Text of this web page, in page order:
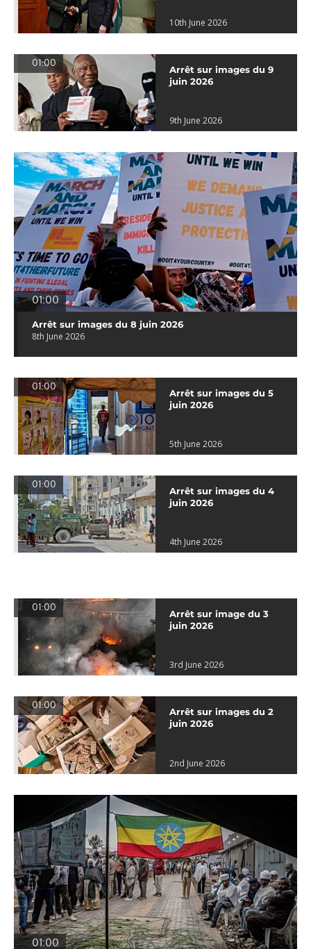
10th June 2026
01:00
Arrêt sur images du 9
juin 2026
9th June 2026
01:00
Arrêt sur images du 8 juin 2026
8th June 2026
01:00
Arrêt sur images du 5
juin 2026
5th June 2026
01:00
Arrêt sur images du 4
juin 2026
4th June 2026
01:00
Arrêt sur image du 3
juin 2026
3rd June 2026
01:00
Arrêt sur images du 2
juin 2026
2nd June 2026
01:00